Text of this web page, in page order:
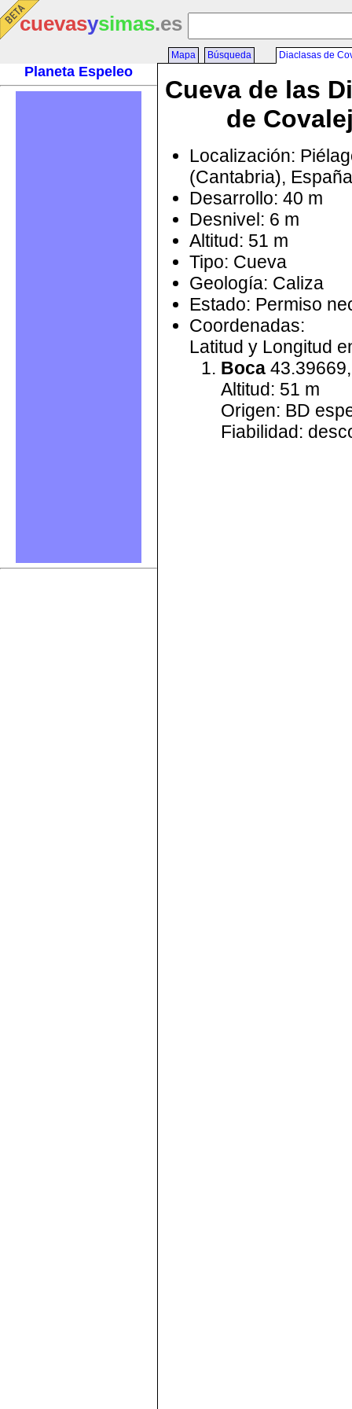
cuevasysimas.es
Planeta Espeleo
Mapa Búsqueda Diaclasas de
Cueva de las
de
Localización:
(Cantabria), España
Desarrollo: 40 m
Desnivel: 6 m
Altitud: 51 m
Tipo: Cueva
Geología: Caliza
Estado: Permiso
Coordenadas:
Latitud y Longitud
Boca
Altitud: 51 m
Origen: BD
Fiabilidad: